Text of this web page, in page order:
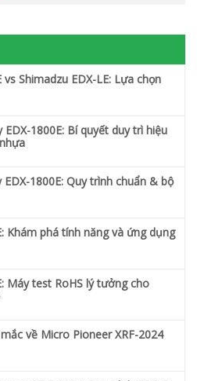
vs Shimadzu EDX-LE: Lựa chọn
1800E: Bí quyết duy trì hiệu
EDX-1800E: Quy trình chuẩn & bộ
Khám phá tính năng và ứng dụng
Máy test RoHS lý tưởng cho
về Micro Pioneer XRF-2024